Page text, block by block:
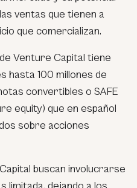
ventas que tienen a
que comercializan.
Venture Capital tiene
hasta 100 millones de
convertibles o SAFE
equity) que en español
sobre acciones
buscan involucrarse